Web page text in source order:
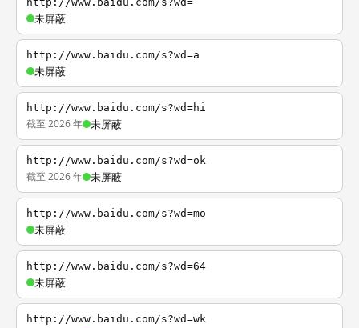
未屏蔽
http://www.baidu.com/s?wd=a
未屏蔽
http://www.baidu.com/s?wd=hi
截至 2026 年 未屏蔽
http://www.baidu.com/s?wd=ok
截至 2026 年 未屏蔽
http://www.baidu.com/s?wd=mo
未屏蔽
http://www.baidu.com/s?wd=64
未屏蔽
http://www.baidu.com/s?wd=wk